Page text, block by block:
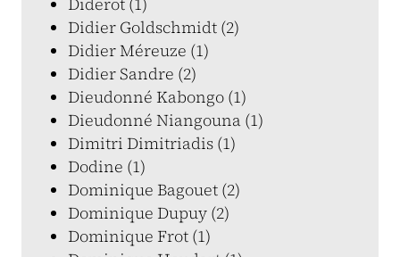
Didier Goldschmidt (2)
Didier Méreuze (1)
Didier Sandre (2)
Dieudonné Kabongo (1)
Dieudonné Niangouna (1)
Dimitri Dimitriadis (1)
Dodine (1)
Dominique Bagouet (2)
Dominique Dupuy (2)
Dominique Frot (1)